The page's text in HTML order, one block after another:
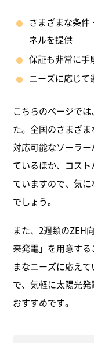
さまざまな条
ネルを提供
保証も非常に手
ニーズに応じて
こちらのページで
た。全国のさまざ
対応可能なソーラ
ているほか、コス
ていますので、気
でしょう。
また、2週類のZEH
来発電」を用意す
まなニーズに応え
で、気軽に太陽光
おすすめです。